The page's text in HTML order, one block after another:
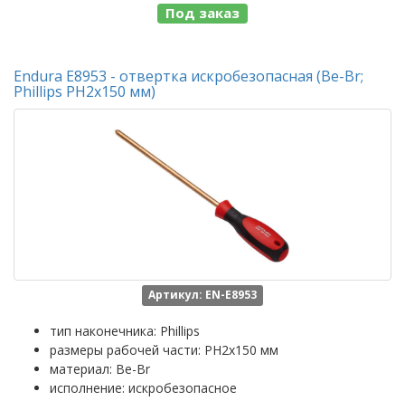
Под заказ
Endura E8953 - отвертка искробезопасная (Be-Br;
Phillips PH2x150 мм)
Артикул: EN-E8953
тип наконечника: Phillips
размеры рабочей части: PH2x150 мм
материал: Be-Br
исполнение: искробезопасное